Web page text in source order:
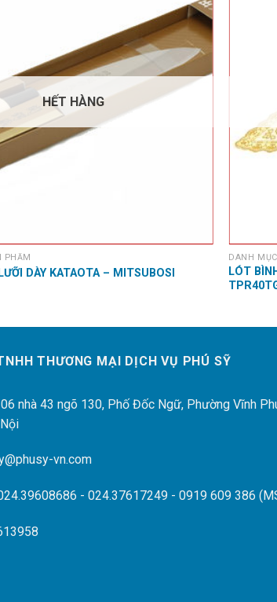
HẾT HÀNG
PHẨM
DÀY KATAOTA – MITSUBOSI
DANH
LÓT
THƯƠNG MẠI DỊCH VỤ PHÚ SỸ
nhà 43 ngõ 130, Phố Đốc Ngữ, Phường Vĩnh
vn.com
- 024.37617249 - 0919 609 386